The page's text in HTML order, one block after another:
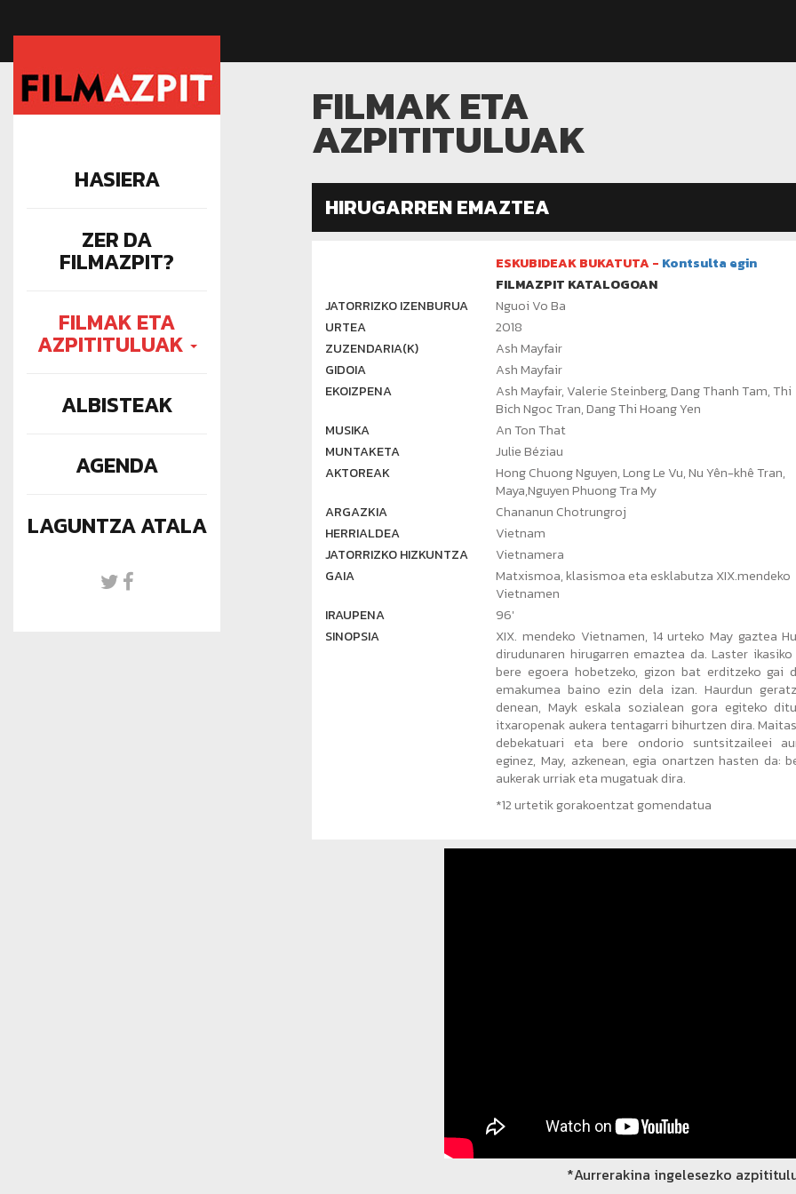
HASIERA
ZER DA
FILMAZPIT?
FILMAK ETA
AZPITITULUAK
ALBISTEAK
AGENDA
LAGUNTZA ATALA
FILMAK ETA
AZPITITULUAK
HIRUGARREN EMAZTEA
ESKUBIDEAK BUKATUTA - Kontsulta egin
FILMAZPIT KATALOGOAN
JATORRIZKO IZENBURUA
Nguoi Vo Ba
URTEA
2018
ZUZENDARIA(K)
Ash Mayfair
GIDOIA
Ash Mayfair
EKOIZPENA
Ash Mayfair, Valerie Steinberg, Dang Thanh Tam, Thi
Bich Ngoc Tran, Dang Thi Hoang Yen
MUSIKA
An Ton That
MUNTAKETA
Julie Béziau
AKTOREAK
Hong Chuong Nguyen, Long Le Vu, Nu Yên-khê Tran,
Maya,Nguyen Phuong Tra My
ARGAZKIA
Chananun Chotrungroj
HERRIALDEA
Vietnam
JATORRIZKO HIZKUNTZA
Vietnamera
GAIA
Matxismoa, klasismoa eta esklabutza XIX.mendeko
Vietnamen
IRAUPENA
96'
SINOPSIA
XIX. mendeko Vietnamen, 14 urteko May gaztea
dirudunaren hirugarren emaztea da. Laster ikasiko
bere egoera hobetzeko, gizon bat erditzeko gai
emakumea baino ezin dela izan. Haurdun
denean, Mayk eskala sozialean gora egiteko
itxaropenak aukera tentagarri bihurtzen dira.
debekatuari eta bere ondorio suntsitzaileei
eginez, May, azkenean, egia onartzen hasten da:
aukerak urriak eta mugatuak dira.
*12 urtetik gorakoentzat gomendatua
*Aurrerakina ingelesezko